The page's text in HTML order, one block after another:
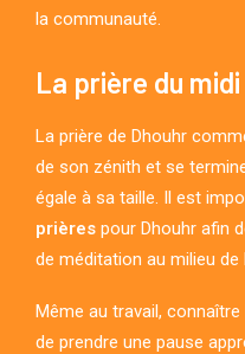
la communauté.
La prière du
La prière de Dhouhr
de son zénith et se
égale à sa taille. Il est
prières pour Dhouhr afin
de méditation au milieu de
Même au travail, connaître
de prendre une pause